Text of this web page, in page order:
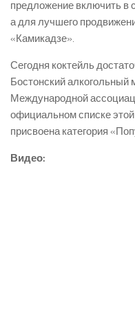
предложение включить в
а для лучшего
«Камикадзе».
Сегодня коктейль
Бостонский алкогольный
Международной
официальном списке
присвоена категория
Видео: